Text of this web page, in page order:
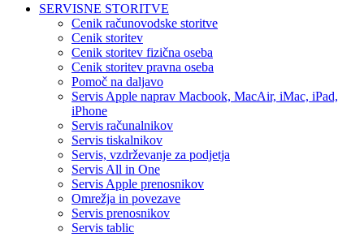
SERVISNE STORITVE
Cenik računovodske storitve
Cenik storitev
Cenik storitev fizična oseba
Cenik storitev pravna oseba
Pomoč na daljavo
Servis Apple naprav Macbook, MacAir, iMac, iPad,
iPhone
Servis računalnikov
Servis tiskalnikov
Servis, vzdrževanje za podjetja
Servis All in One
Servis Apple prenosnikov
Omrežja in povezave
Servis prenosnikov
Servis tablic